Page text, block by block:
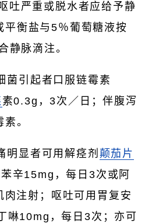
吐严重或脱水者应给予静
平衡盐与5％葡萄糖液按
静脉滴注。
菌引起者口服链霉素
素0.3g，3次／日；伴腹泻
。
明显者可用解痉剂 颠茄片
辛15mg，每日3次或阿
注射；呕吐可用胃复安
啉10mg，每日3次；亦可